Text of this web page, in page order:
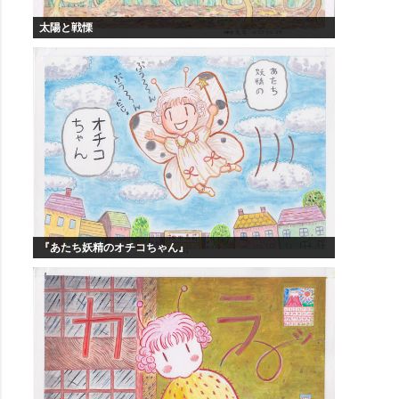
太陽と戦慄
『あたち妖精のオチコちゃん』